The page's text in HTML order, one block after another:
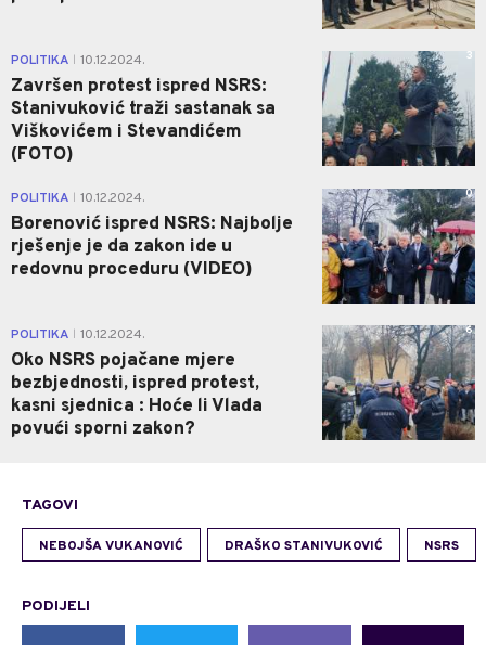
POLITIKA 10.12.2024.
Završen protest ispred NSRS:
Stanivuković traži sastanak sa
Viškovićem i Stevandićem
(FOTO)
3
POLITIKA 10.12.2024.
Borenović ispred NSRS: Najbolje
rješenje je da zakon ide u
redovnu proceduru (VIDEO)
0
POLITIKA 10.12.2024.
Oko NSRS pojačane mjere
bezbjednosti, ispred protest,
kasni sjednica : Hoće li Vlada
povući sporni zakon?
6
TAGOVI
NEBOJŠA VUKANOVIĆ DRAŠKO STANIVUKOVIĆ NSRS
PODIJELI